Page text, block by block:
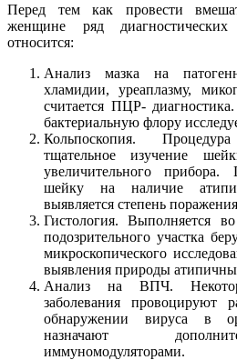
Перед тем как провести
женщине ряд
относится:
Анализ мазка на
хламидии, уреаплазму,
считается ПЦР-
бактериальную флору
Кольпоскопия.
тщательное изучение
увеличительного прибора.
шейку на наличие
выявляется степень
Гистология. Выполняется
подозрительного участка
микроскопического
выявления природы
Анализ на ВПЧ.
заболевания провоцируют
обнаружении вируса в
назначают
иммуномодуляторами.